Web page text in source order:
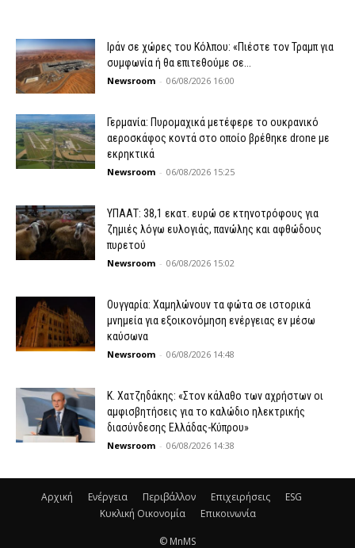
Ιράν σε χώρες του Κόλπου: «Πιέστε τον Τραμπ για
συμφωνία ή θα επιτεθούμε σε...
Newsroom - 06/08/2026 16:00
Γερμανία: Πυρομαχικά μετέφερε το ουκρανικό
αεροσκάφος κοντά στο οποίο βρέθηκε drone με
εκρηκτικά
Newsroom - 06/08/2026 15:25
ΥΠΑΑΤ: 38,1 εκατ. ευρώ σε κτηνοτρόφους για
ζημιές λόγω ευλογιάς, πανώλης και αφθώδους
πυρετού
Newsroom - 06/08/2026 15:02
Ουγγαρία: Χαμηλώνουν τα φώτα σε ιστορικά
μνημεία για εξοικονόμηση ενέργειας εν μέσω
καύσωνα
Newsroom - 06/08/2026 14:48
Κ. Χατζηδάκης: «Στον κάλαθο των αχρήστων οι
αμφισβητήσεις για το καλώδιο ηλεκτρικής
διασύνδεσης Ελλάδας-Κύπρου»
Newsroom - 06/08/2026 14:38
Αρχική Ενέργεια Περιβάλλον Επιχειρήσεις
ESG
Κυκλική Οικονομία
Επικοινωνία
© MnMS